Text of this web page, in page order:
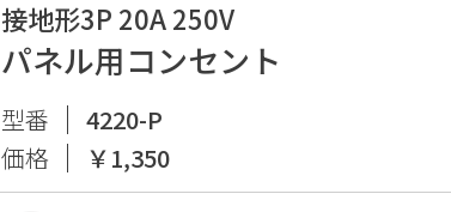
接地形3P 20A 250V
パネル用コンセント
型番
4220-P
価格
￥1,350